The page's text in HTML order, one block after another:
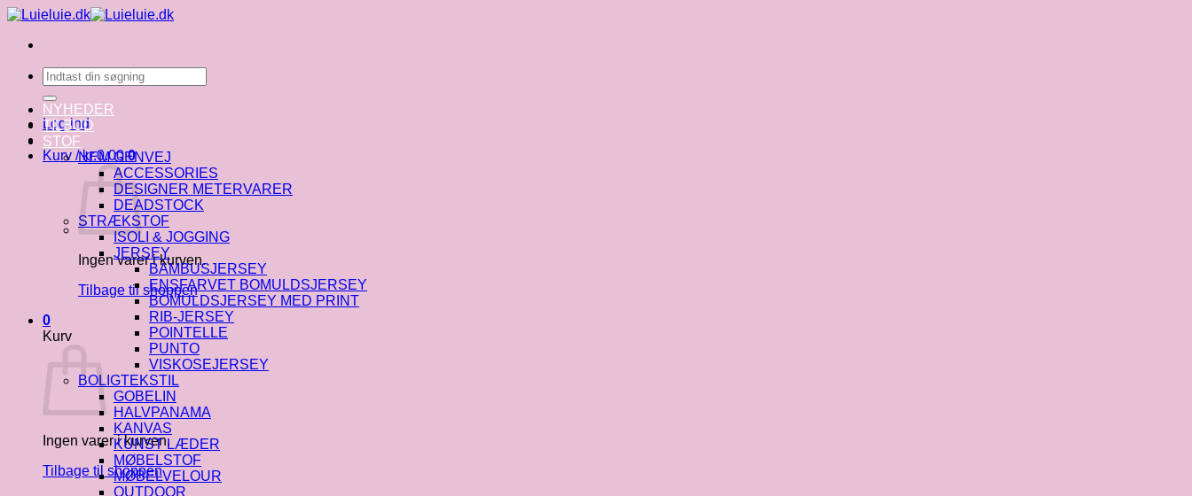
Fortsæt
indhold
Søg
efter:
Log ind
Kurv /kr.0.00 0
Ingen varer i kurven.
Tilbage til shoppen
0
Kurv
Ingen varer i kurven.
Tilbage til shoppen
NYHEDER
TILBUD
STOF
NEM GENVEJ
ACCESSORIES
DESIGNER METERVARER
DEADSTOCK
STRÆKSTOF
ISOLI & JOGGING
JERSEY
BAMBUSJERSEY
ENSFARVET BOMULDSJERSEY
BOMULDSJERSEY MED PRINT
RIB-JERSEY
POINTELLE
PUNTO
VISKOSEJERSEY
BOLIGTEKSTIL
GOBELIN
HALVPANAMA
KANVAS
KUNST LÆDER
MØBELSTOF
MØBELVELOUR
OUTDOOR